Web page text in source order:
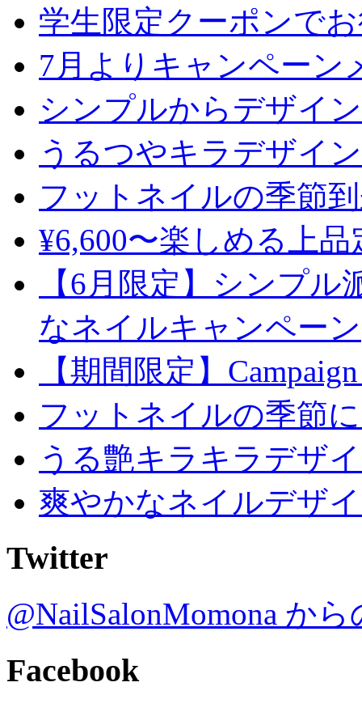
学生限定クーポンで
7月よりキャンペーン
シンプルからデザイ
うるつやキラデザイン
フットネイルの季節
¥6,600〜楽しめる上
【6月限定】シンプ
なネイルキャンペーン
【期間限定】
フットネイルの季節
うる艶キラキラデザ
爽やかなネイルデザ
Twitter
@NailSalonMomona か
Facebook